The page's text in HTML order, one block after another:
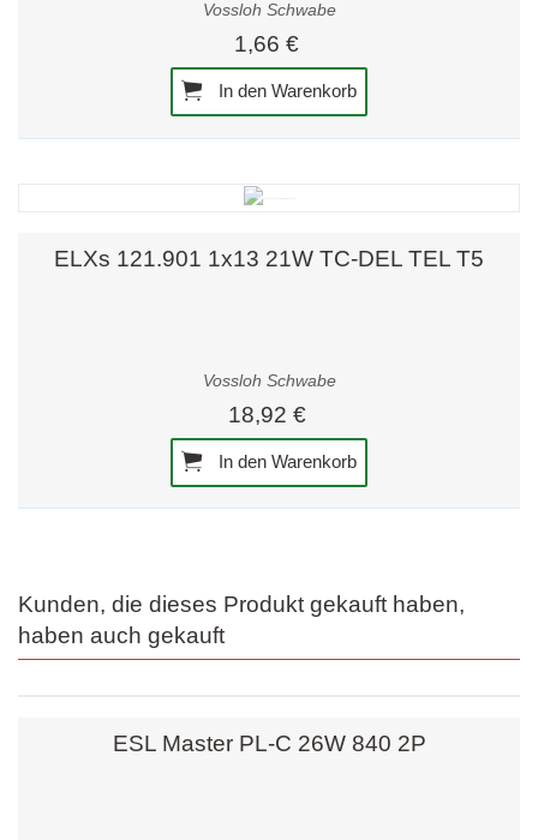
Vossloh Schwabe
1,66 €
In den Warenkorb
ELXs 121.901 1x13 21W TC-DEL TEL T5
Vossloh Schwabe
18,92 €
In den Warenkorb
Kunden, die dieses Produkt gekauft haben,
haben auch gekauft
ESL Master PL-C 26W 840 2P